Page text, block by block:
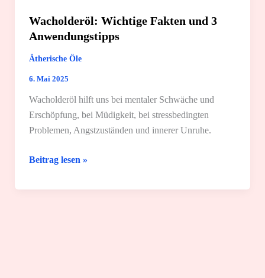
Wacholderöl: Wichtige Fakten und 3
Anwendungstipps
Ätherische Öle
6. Mai 2025
Wacholderöl hilft uns bei mentaler Schwäche und
Erschöpfung, bei Müdigkeit, bei stressbedingten
Problemen, Angstzuständen und innerer Unruhe.
Wacholderöl:
Fakten
Beitrag lesen »